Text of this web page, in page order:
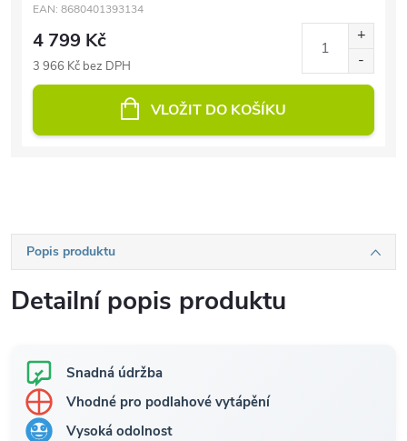
EAN: 8680401393134
4 799 Kč
3 966 Kč bez DPH
VLOŽIT DO KOŠÍKU
Popis produktu
Detailní popis produktu
Snadná údržba
Vhodné pro podlahové vytápění
Vysoká odolnost